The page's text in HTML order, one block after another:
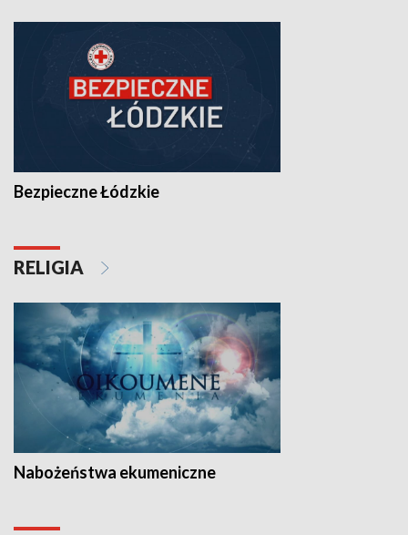
Bezpieczne Łódzkie
RELIGIA
Nabożeństwa ekumeniczne